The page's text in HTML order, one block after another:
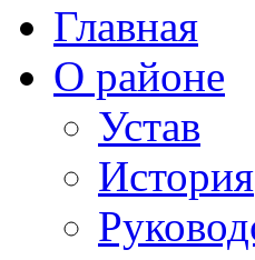
Главная
О районе
Устав
История